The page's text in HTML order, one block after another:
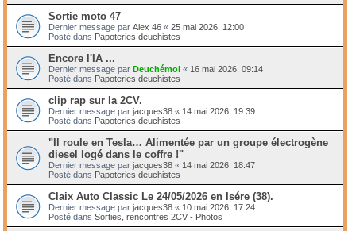
Sortie moto 47
Dernier message par Alex 46 « 25 mai 2026, 12:00
Posté dans Papoteries deuchistes
Encore l'IA ...
Dernier message par Deuchémoi « 16 mai 2026, 09:14
Posté dans Papoteries deuchistes
clip rap sur la 2CV.
Dernier message par jacques38 « 14 mai 2026, 19:39
Posté dans Papoteries deuchistes
"Il roule en Tesla… Alimentée par un groupe électrogène
diesel logé dans le coffre !"
Dernier message par jacques38 « 14 mai 2026, 18:47
Posté dans Papoteries deuchistes
Claix Auto Classic Le 24/05/2026 en Isére (38).
Dernier message par jacques38 « 10 mai 2026, 17:24
Posté dans Sorties, rencontres 2CV - Photos